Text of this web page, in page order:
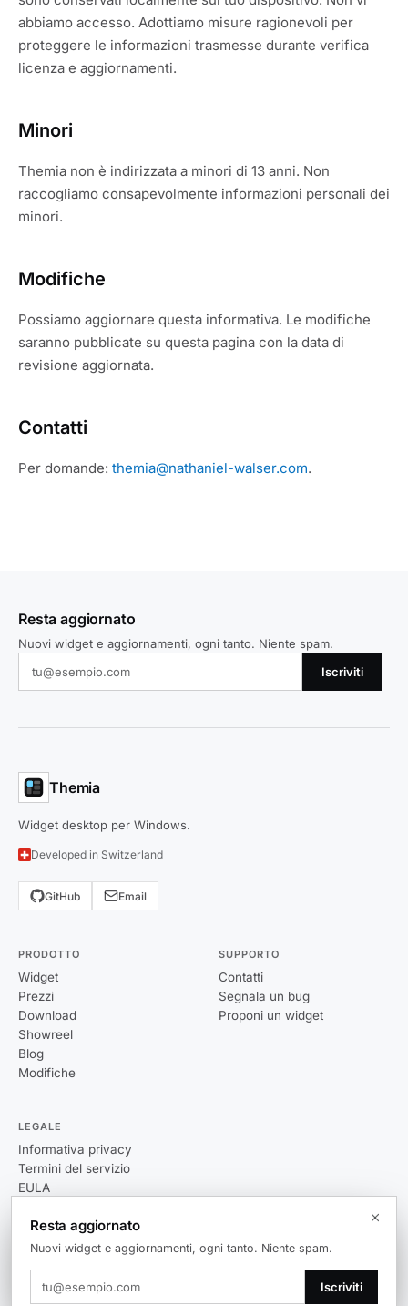
abbiamo accesso. Adottiamo misure ragionevoli per
proteggere le informazioni trasmesse durante verifica
licenza e aggiornamenti.
Minori
Themia non è indirizzata a minori di 13 anni. Non
raccogliamo consapevolmente informazioni personali dei
minori.
Modifiche
Possiamo aggiornare questa informativa. Le modifiche
saranno pubblicate su questa pagina con la data di
revisione aggiornata.
Contatti
Per domande: themia@nathaniel-walser.com.
Resta aggiornato
Nuovi widget e aggiornamenti, ogni tanto. Niente spam.
Iscriviti
Themia
Widget desktop per Windows.
Developed in Switzerland
GitHub Email
PRODOTTO
Widget
Prezzi
Download
Showreel
Blog
Modifiche
SUPPORTO
Contatti
Segnala un bug
Proponi un widget
LEGALE
Informativa privacy
Termini del servizio
EULA
v0.5.3 Windows 10 / 11
Resta aggiornato
Nuovi widget e aggiornamenti, ogni tanto. Niente spam.
Iscriviti